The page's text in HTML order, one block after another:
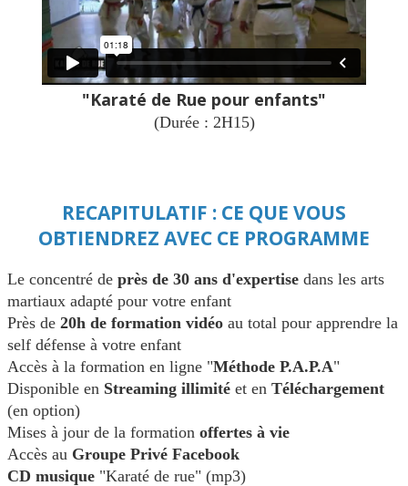
"Karaté de Rue pour enfants"
(Durée : 2H15)
RECAPITULATIF : CE QUE VOUS
OBTIENDREZ AVEC CE PROGRAMME
Le concentré de près de 30 ans d'expertise dans les arts
martiaux adapté pour votre enfant
Près de 20h de formation vidéo au total pour apprendre la
self défense à votre enfant
Accès à la formation en ligne "Méthode P.A.P.A"
Disponible en Streaming illimité et en Téléchargement
(en option)
Mises à jour de la formation offertes à vie
Accès au Groupe Privé Facebook
CD musique "Karaté de rue" (mp3)